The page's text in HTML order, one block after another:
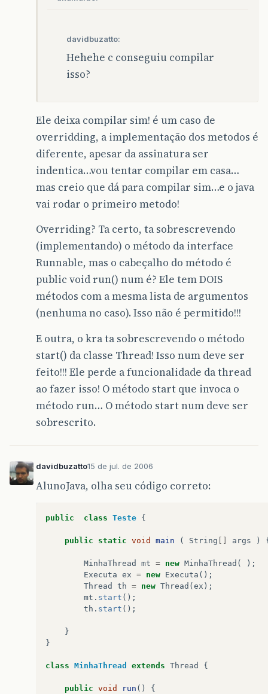
davidbuzatto:
Hehehe c conseguiu compilar
isso?
Ele deixa compilar sim! é um caso de
overridding, a implementação dos metodos é
diferente, apesar da assinatura ser
indentica…vou tentar compilar em casa…
mas creio que dá para compilar sim…e o java
vai rodar o primeiro metodo!
Overriding? Ta certo, ta sobrescrevendo
(implementando) o método da interface
Runnable, mas o cabeçalho do método é
public void run() num é? Ele tem DOIS
métodos com a mesma lista de argumentos
(nenhuma no caso). Isso não é permitido!!!
E outra, o kra ta sobrescrevendo o método
start() da classe Thread! Isso num deve ser
feito!!! Ele perde a funcionalidade da thread
ao fazer isso! O método start que invoca o
método run… O método start num deve ser
sobrescrito.
davidbuzatto15 de jul. de 2006
AlunoJava, olha seu código correto:
public class Teste {
public static void main ( String args )
MinhaThread mt = new MinhaThread (
);
Executa ex = new Executa ();
Thread
th = new Thread ( ex );
mt . start ();
th . start ();
}
}
class MinhaThread extends Thread {
public void run () {